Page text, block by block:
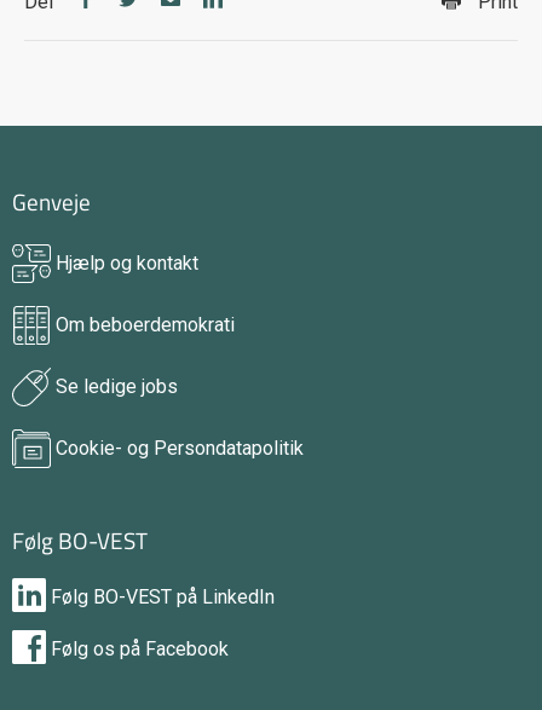
Genveje
Hjælp og kontakt
Om beboerdemokrati
Se ledige jobs
Cookie- og Persondatapolitik
Følg BO-VEST
Følg BO-VEST på LinkedIn
Følg os på Facebook